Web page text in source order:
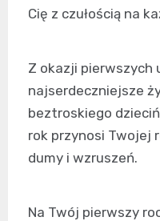
Cię z czułością na
Z okazji pierwszych
najserdeczniejsze
beztroskiego
rok przynosi Twojej
dumy i wzruszeń.
Na Twój pierwszy